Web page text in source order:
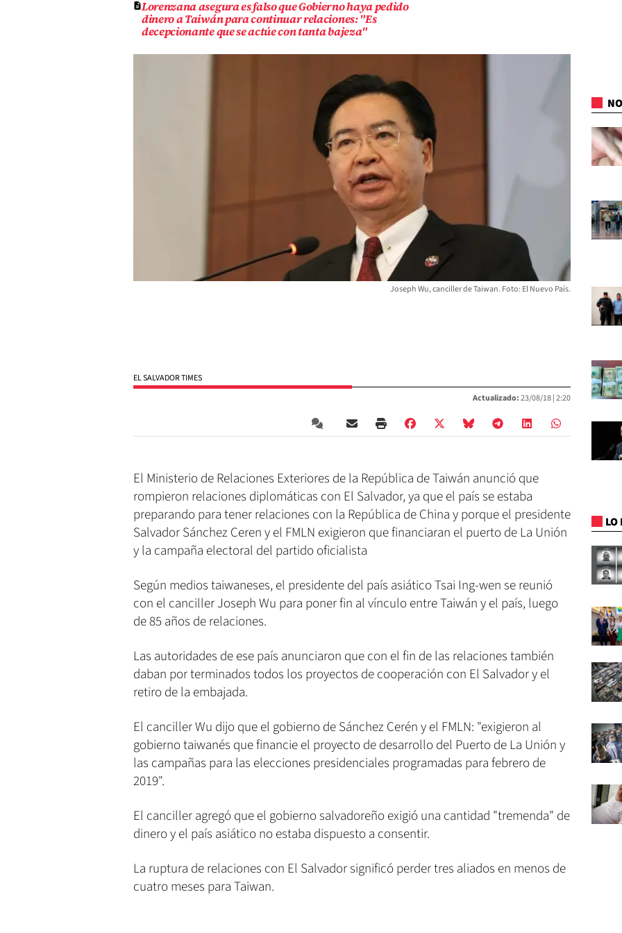
Lorenzana asegura es falso que Gobierno haya pedido
dinero a Taiwán para continuar relaciones: "Es
decepcionante que se actúe con tanta bajeza"
Joseph Wu, canciller de Taiwan. Foto: El Nuevo País.
EL SALVADOR TIMES
Actualizado:23/08/18 |2:20
El Ministerio de Relaciones Exteriores de la República de Taiwán anunció que
rompieron relaciones diplomáticas con El Salvador, ya que el país se estaba
preparando para tener relaciones con la República de China y porque el presidente
Salvador Sánchez Ceren y el FMLN exigieron que financiaran el puerto de La Unión
y la campaña electoral del partido oficialista
Según medios taiwaneses, el presidente del país asiático Tsai Ing-wen se reunió
con el canciller Joseph Wu para poner fin al vínculo entre Taiwán y el país, luego
de 85 años de relaciones.
Las autoridades de ese país anunciaron que con el fin de las relaciones también
daban por terminados todos los proyectos de cooperación con El Salvador y el
retiro de la embajada.
El canciller Wu dijo que el gobierno de Sánchez Cerén y el FMLN: "exigieron al
gobierno taiwanés que financie el proyecto de desarrollo del Puerto de La Unión y
las campañas para las elecciones presidenciales programadas para febrero de
2019".
El canciller agregó que el gobierno salvadoreño exigió una cantidad "tremenda" de
dinero y el país asiático no estaba dispuesto a consentir.
La ruptura de relaciones con El Salvador significó perder tres aliados en menos de
cuatro meses para Taiwan.
LO